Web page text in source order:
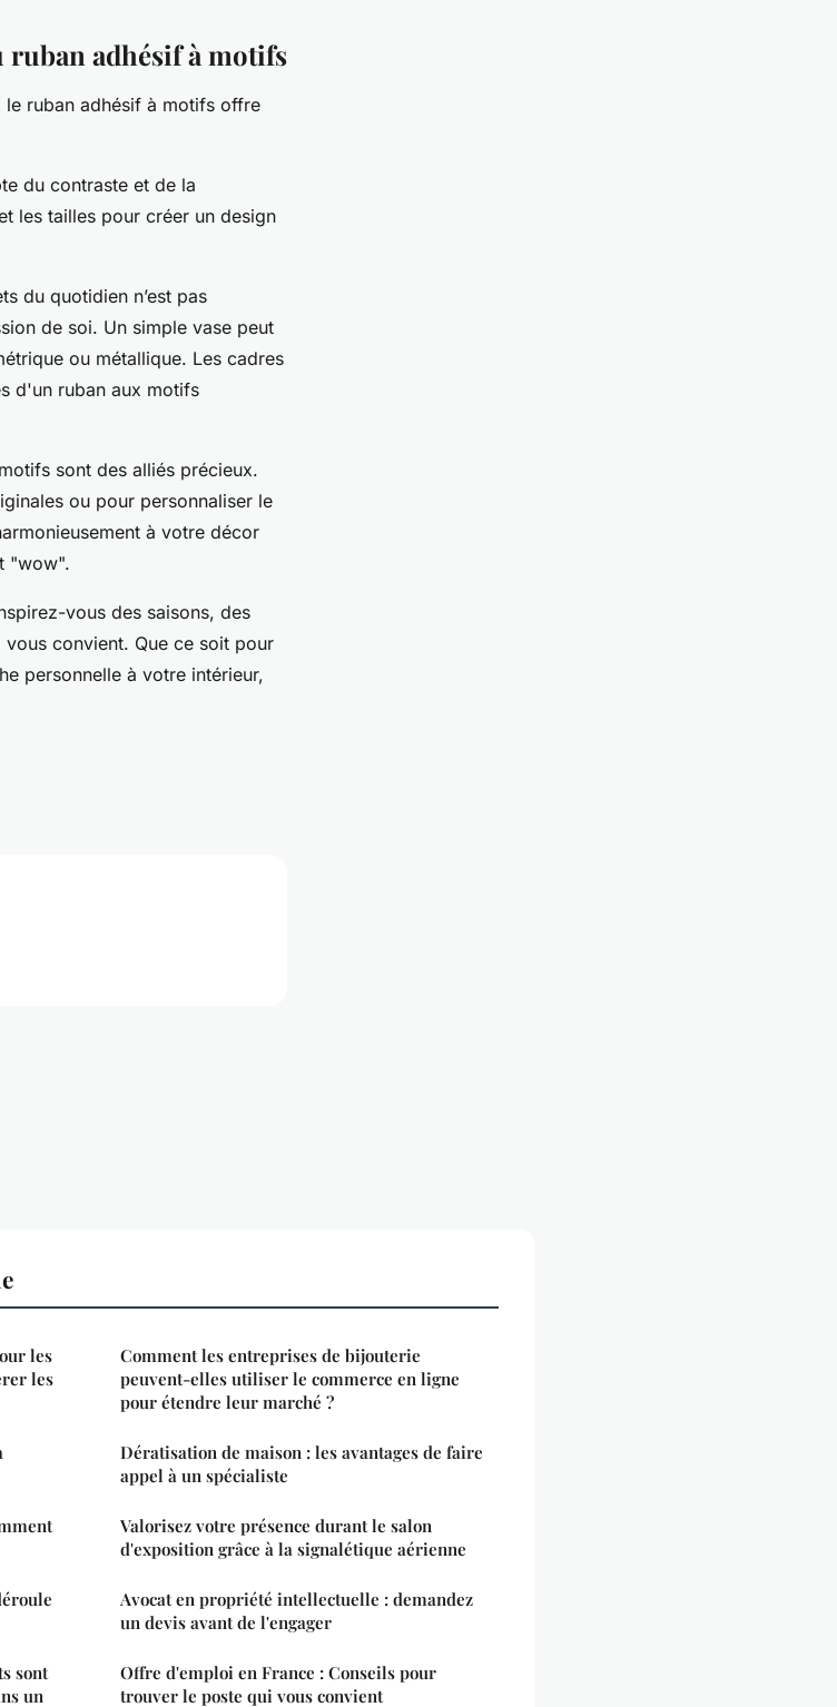
adhésif à motifs
le ruban adhésif à motifs offre
du contraste et de la
les tailles pour créer un design
du quotidien n’est pas
de soi. Un simple vase peut
ou métallique. Les cadres
d'un ruban aux motifs
sont des alliés précieux.
ou pour personnaliser le
à votre décor
"wow".
vous des saisons, des
convient. Que ce soit pour
personnelle à votre intérieur,
les
les
sont
un
Comment les entreprises de bijouterie
peuvent-elles utiliser le commerce en ligne
pour étendre leur marché ?
Dératisation de maison : les avantages de faire
appel à un spécialiste
Valorisez votre présence durant le salon
d'exposition grâce à la signalétique aérienne
Avocat en propriété intellectuelle : demandez
un devis avant de l'engager
Offre d'emploi en France : Conseils pour
trouver le poste qui vous convient